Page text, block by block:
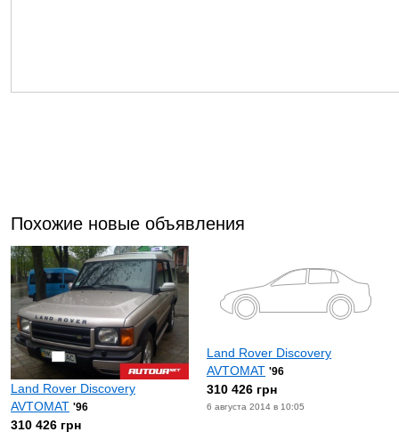
Похожие новые объявления
Land Rover Discovery
AVTOMAT '96
310 426 грн
Land Rover Discovery
AVTOMAT '96
310 426 грн
6 августа 2014 в 10:05